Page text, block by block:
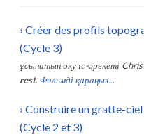
› Créer des profils
(Cycle 3)
ұсынатын оқу іс-әрекеті
rest. Фильмді қараңыз...
› Construire un gratte-
(Cycle 2 et 3)